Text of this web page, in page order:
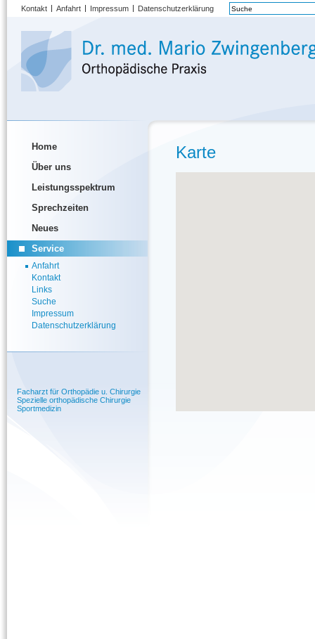
Karte
Home
Über uns
Leistungsspektrum
Sprechzeiten
Neues
Service
Anfahrt
Kontakt
Links
Suche
Impressum
Datenschutzerklärung
Facharzt für Orthopädie u. Chirurgie
Spezielle orthopädische Chirurgie
Sportmedizin
Kontakt Anfahrt Impressum Datenschutzerklärung